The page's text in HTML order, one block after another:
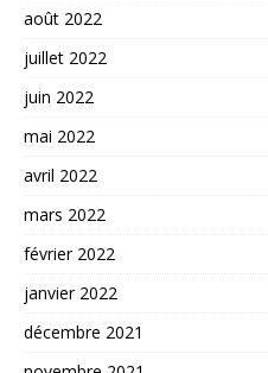
août 2022
juillet 2022
juin 2022
mai 2022
avril 2022
mars 2022
février 2022
janvier 2022
décembre 2021